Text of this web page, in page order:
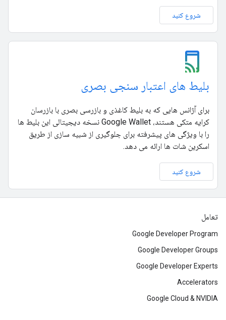
شروع کنید
بلیط های اعتبار سنجی بصری
برای آژانس هایی که به بلیط کاغذی و بازرسی بصری با بازرسان
کرایه متکی هستند، Google Wallet نسخه دیجیتالی این بلیط ها
را با ویژگی های پیشرفته برای جلوگیری از شبیه سازی از طریق
اسکرین شات ها ارائه می دهد.
شروع کنید
تعامل
Google Developer Program
Google Developer Groups
Google Developer Experts
Accelerators
Google Cloud & NVIDIA